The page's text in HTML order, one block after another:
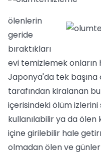
ölenlerin
geride
bıraktıkları
evi temizlemek onların
Japonya'da tek başına
tarafından kiralanan
içerisindeki ölüm
kullanılabilir ya da ölen
içine girilebilir hale
olmadan ölen ve